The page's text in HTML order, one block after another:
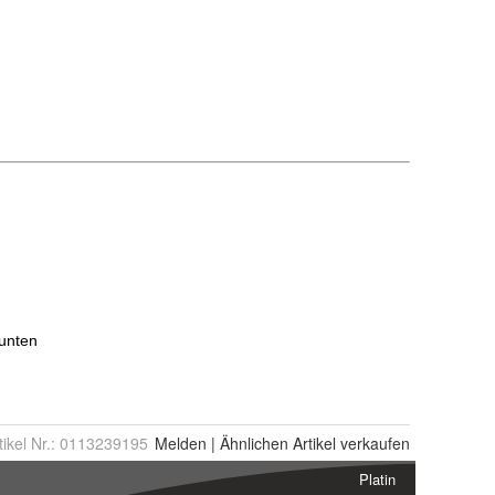
Nr.: 0113239195 Melden | Ähnlichen Artikel verkaufen
Platin